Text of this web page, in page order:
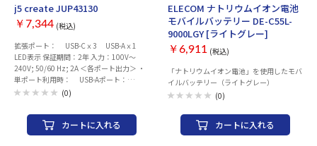
j5 create JUP43130
￥7,344 (税込)
拡張ポート： USB-Cｘ3 USB-Aｘ1
LED表示 保証期間：2年 入力：100V～
240V; 50/60 Hz; 2A ＜各ポート出力＞ ・
単ポート利用時： USB-Aポート：
18W（3.6V-6V/3A, 6V-9V/2A, 9V-
20W（5V/3A, 9V/2.22A, 12V/1.67A）
USB-Cポート②：100W（5V/3A, 9V/3A,
12V/3A, 15V/3A, 20V/5A） USB-Cポート
(0)
カートに入れる
ELECOM ナトリウムイオン電池
モバイルバッテリー DE-C55L-
9000LGY [ライトグレー]
￥6,911 (税込)
「ナトリウムイオン電池」を使用したモバ
イルバッテリー（ライトグレー）
(0)
カートに入れる